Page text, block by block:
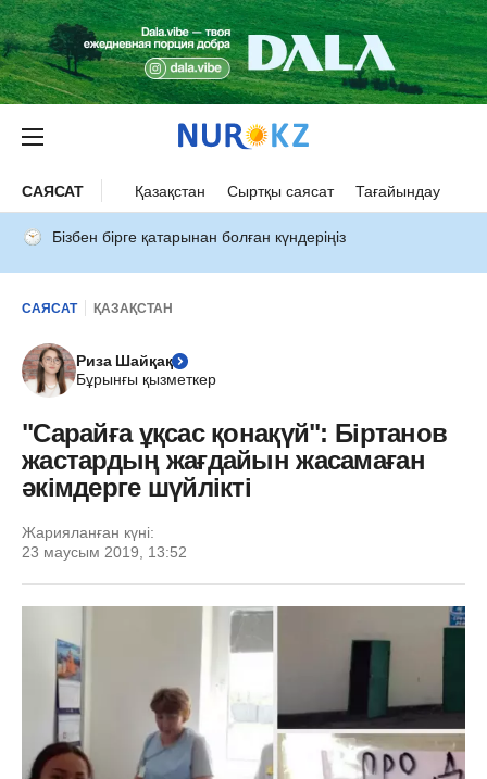
САЯСАТ Қазақстан Сыртқы саясат Тағайындау
Бізбен бірге қатарынан болған күндеріңіз
САЯСАТ ҚАЗАҚСТАН
Риза Шайқақ
Бұрынғы қызметкер
"Сарайға ұқсас қонақүй": Біртанов
жастардың жағдайын жасамаған
әкімдерге шүйлікті
Жарияланған күні:
23 маусым 2019, 13:52